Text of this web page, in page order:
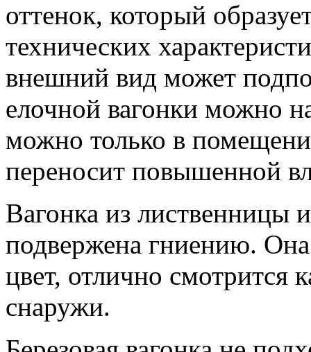
оттенок, который
технических
внешний вид может
елочной вагонки можно
можно только в
переносит повышенной
Вагонка из лиственницы
подвержена гниению.
цвет, отлично смотрится
снаружи.